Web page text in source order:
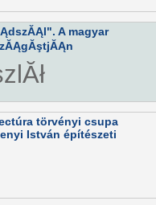
A magyar
törvényi csupa
István építészeti